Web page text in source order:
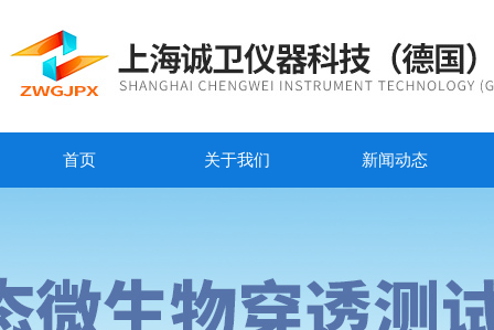
首页 关于我们 新闻动态